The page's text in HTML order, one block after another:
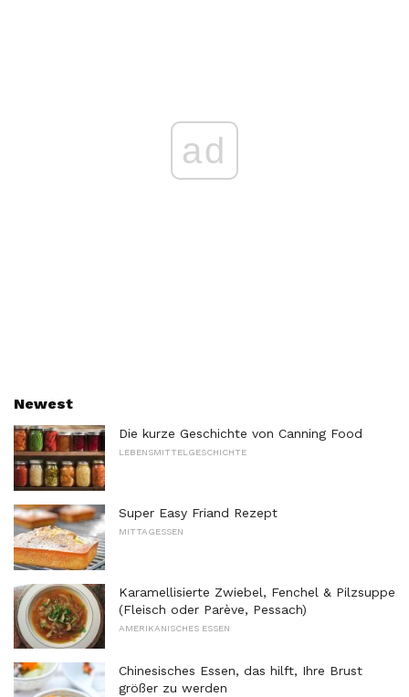
ad
Newest
Die kurze Geschichte von Canning Food
LEBENSMITTELGESCHICHTE
Super Easy Friand Rezept
MITTAGESSEN
Karamellisierte Zwiebel, Fenchel & Pilzsuppe
(Fleisch oder Parève, Pessach)
AMERIKANISCHES ESSEN
Chinesisches Essen, das hilft, Ihre Brust
größer zu werden